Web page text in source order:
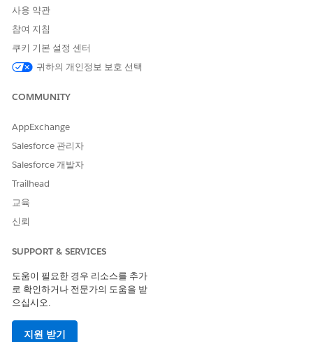
자산 금융 관리에 대한 고려 사항
기능, 사용량, 제한 및 허용량, 제한 및 기타 문제를 고려하십시
오.
자산 금융 관리용 Agentforce 설정
조직을 준비하고 필요한 사용자 권한을 구성한 다음, 에이전트
자산 금융 관리 하위 에이전트 참조
위를 정의합니다. 하위 에이전트는 에이전트가 사용자 요청 유
형을 식별하고, 요청 범위를 결정하고, 결정을 내리고, 작업을
수행하는 데 도움을 줍니다.
개선을 위한 의견을 보내주세요.
사용 약관
참여 지침
쿠키 기본 설정 센터
귀하의 개인정보 보호 선택
COMMUNITY
AppExchange
Salesforce 관리자
Salesforce 개발자
Trailhead
교육
신뢰
SUPPORT & SERVICES
도움이 필요한 경우 리소스를 추가
로 확인하거나 전문가의 도움을 받
으십시오.
지원 받기